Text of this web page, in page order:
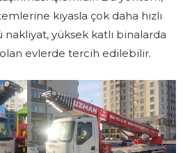
kıyasla çok daha hızlı
yüksek katlı binalarda
evlerde tercih edilebilir.